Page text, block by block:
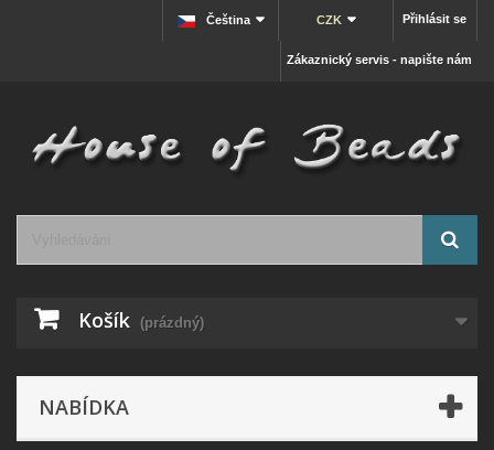
Přihlásit se
CZK
Čeština
Zákaznický servis - napište nám
Košík (prázdný)
NABÍDKA